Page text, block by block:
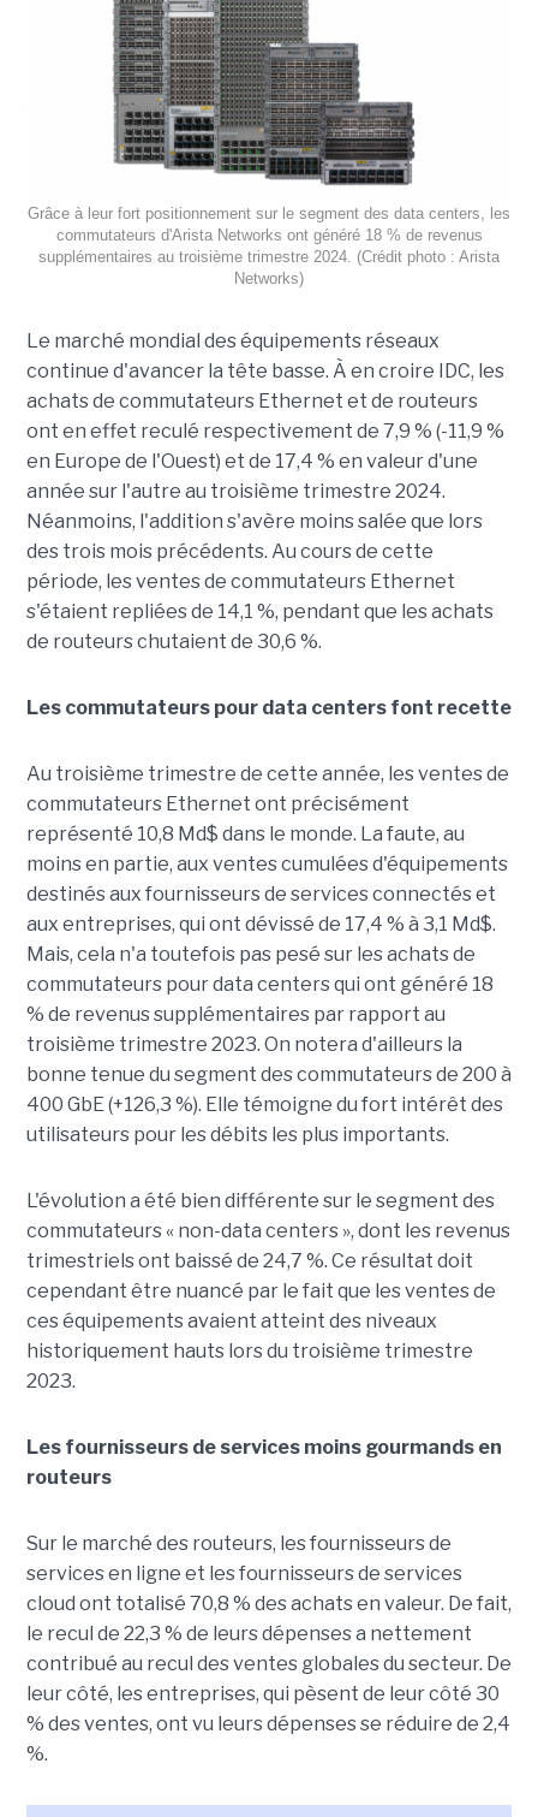
Grâce à leur fort positionnement sur le segment des data centers, les
commutateurs d'Arista Networks ont généré 18 % de revenus
supplémentaires au troisième trimestre 2024. (Crédit photo : Arista
Networks)
Le marché mondial des équipements réseaux
continue d'avancer la tête basse. À en croire IDC, les
achats de commutateurs Ethernet et de routeurs
ont en effet reculé respectivement de 7,9 % (-11,9 %
en Europe de l'Ouest) et de 17,4 % en valeur d'une
année sur l'autre au troisième trimestre 2024.
Néanmoins, l'addition s'avère moins salée que lors
des trois mois précédents. Au cours de cette
période, les ventes de commutateurs Ethernet
s'étaient repliées de 14,1 %, pendant que les achats
de routeurs chutaient de 30,6 %.
Les commutateurs pour data centers font recette
Au troisième trimestre de cette année, les ventes de
commutateurs Ethernet ont précisément
représenté 10,8 Md$ dans le monde. La faute, au
moins en partie, aux ventes cumulées d'équipements
destinés aux fournisseurs de services connectés et
aux entreprises, qui ont dévissé de 17,4 % à 3,1 Md$.
Mais, cela n'a toutefois pas pesé sur les achats de
commutateurs pour data centers qui ont généré 18
% de revenus supplémentaires par rapport au
troisième trimestre 2023. On notera d'ailleurs la
bonne tenue du segment des commutateurs de 200 à
400 GbE (+126,3 %). Elle témoigne du fort intérêt des
utilisateurs pour les débits les plus importants.
L'évolution a été bien différente sur le segment des
commutateurs « non-data centers », dont les revenus
trimestriels ont baissé de 24,7 %. Ce résultat doit
cependant être nuancé par le fait que les ventes de
ces équipements avaient atteint des niveaux
historiquement hauts lors du troisième trimestre
2023.
Les fournisseurs de services moins gourmands en
routeurs
Sur le marché des routeurs, les fournisseurs de
services en ligne et les fournisseurs de services
cloud ont totalisé 70,8 % des achats en valeur. De fait,
le recul de 22,3 % de leurs dépenses a nettement
contribué au recul des ventes globales du secteur. De
leur côté, les entreprises, qui pèsent de leur côté 30
% des ventes, ont vu leurs dépenses se réduire de 2,4
%.